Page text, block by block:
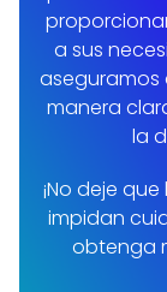
a sus
aseguramos
manera
la
¡No deje
impidan
obtenga